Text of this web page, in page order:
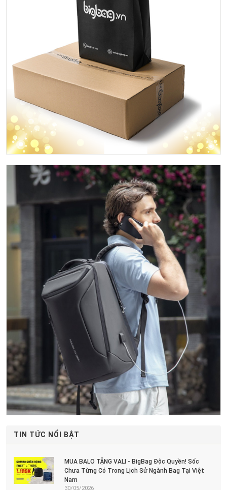
TIN TỨC NỔI BẬT
MUA BALO TẶNG VALI - BigBag Độc Quyền! Sốc
Chưa Từng Có Trong Lịch Sử Ngành Bag Tại Việt
Nam
30/05/2026